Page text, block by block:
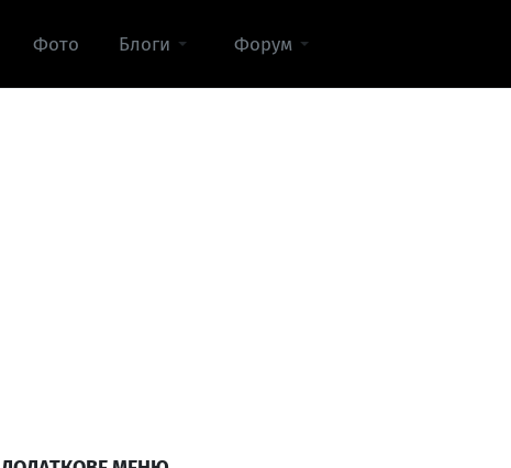
Фото Блоги Форум